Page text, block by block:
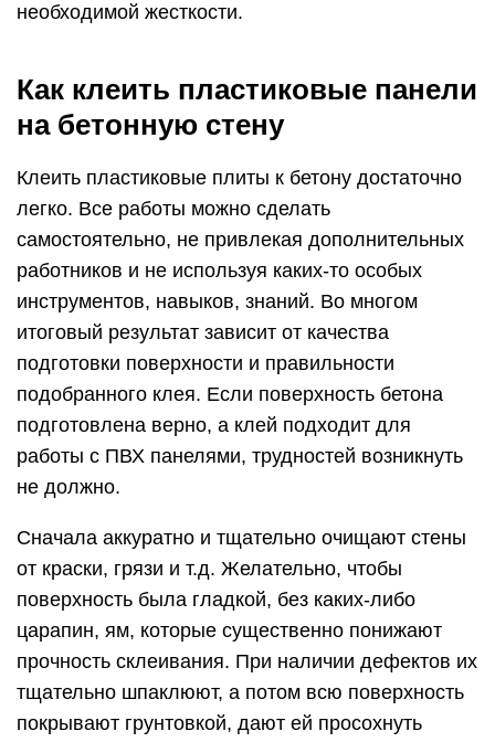
необходимой жесткости.
Как клеить пластиковые панели
на бетонную стену
Клеить пластиковые плиты к бетону достаточно
легко. Все работы можно сделать
самостоятельно, не привлекая дополнительных
работников и не используя каких-то особых
инструментов, навыков, знаний. Во многом
итоговый результат зависит от качества
подготовки поверхности и правильности
подобранного клея. Если поверхность бетона
подготовлена верно, а клей подходит для
работы с ПВХ панелями, трудностей возникнуть
не должно.
Сначала аккуратно и тщательно очищают стены
от краски, грязи и т.д. Желательно, чтобы
поверхность была гладкой, без каких-либо
царапин, ям, которые существенно понижают
прочность склеивания. При наличии дефектов их
тщательно шпаклюют, а потом всю поверхность
покрывают грунтовкой, дают ей просохнуть